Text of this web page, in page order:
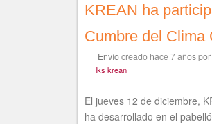
Usted
está
KREAN ha
Cumbre del Clima
Envíocreado hace 7 añospor
lks krean
El jueves 12 de diciembre,
ha desarrollado en el